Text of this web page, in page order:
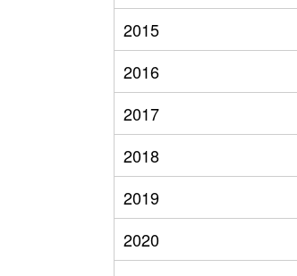
2015
2016
2017
2018
2019
2020